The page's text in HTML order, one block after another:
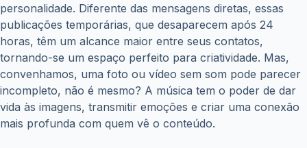
personalidade. Diferente das mensagens diretas, essas
publicações temporárias, que desaparecem após 24
horas, têm um alcance maior entre seus contatos,
tornando-se um espaço perfeito para criatividade. Mas,
convenhamos, uma foto ou vídeo sem som pode parecer
incompleto, não é mesmo? A música tem o poder de dar
vida às imagens, transmitir emoções e criar uma conexão
mais profunda com quem vê o conteúdo.